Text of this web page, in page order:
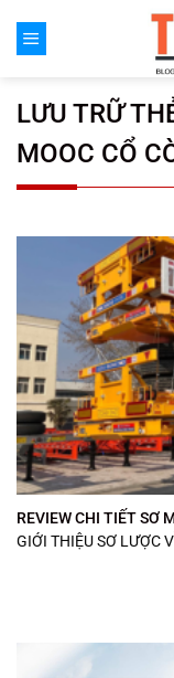
đến
LƯU TRỮ
MOOC CỔ
REVIEW CHI TIẾT SƠ
GIỚI THIỆU SƠ LƯỢC